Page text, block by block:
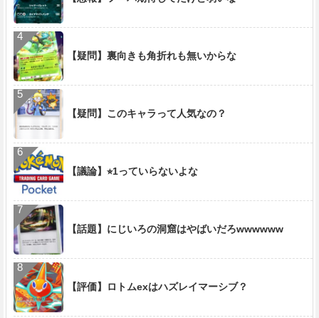
【疑問】裏向きも角折れも無いからな
【疑問】このキャラって人気なの？
【議論】⭐︎1っていらないよな
【話題】にじいろの洞窟はやばいだろwwwwww
【評価】ロトムexはハズレイマーシブ？